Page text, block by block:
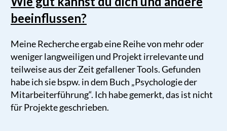
beeinflussen?
Meine Recherche ergab eine Reihe von mehr oder
weniger langweiligen und Projekt irrelevante und
teilweise aus der Zeit gefallener Tools. Gefunden
habe ich sie bspw. in dem Buch „Psychologie der
Mitarbeiterführung“. Ich habe gemerkt, das ist nicht
für Projekte geschrieben.